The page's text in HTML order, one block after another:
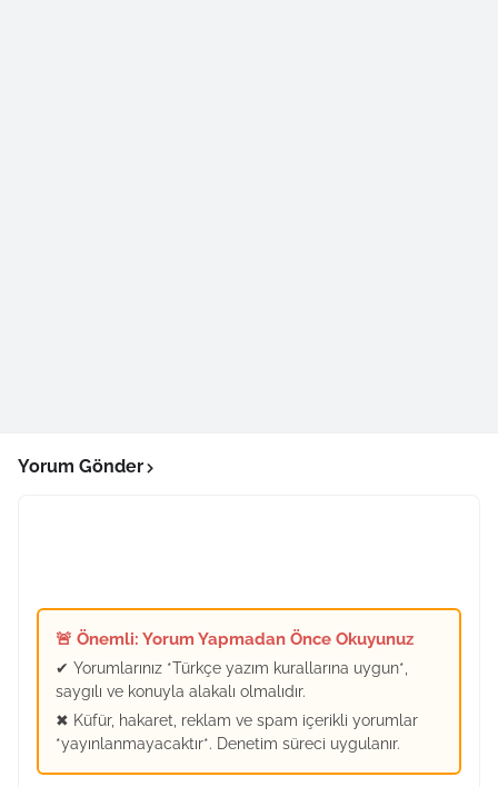
Yorum Gönder
🚨 Önemli: Yorum Yapmadan Önce Okuyunuz
✔ Yorumlarınız *Türkçe yazım kurallarına uygun*,
saygılı ve konuyla alakalı olmalıdır.
✖ Küfür, hakaret, reklam ve spam içerikli yorumlar
*yayınlanmayacaktır*. Denetim süreci uygulanır.